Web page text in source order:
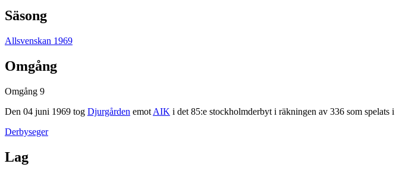
Säsong
Allsvenskan 1969
Omgång
Omgång 9
Den 04 juni 1969 tog Djurgården emot AIK i det 85:e stockholmderbyt i räkningen av 336 som spelats i
Derbyseger
Lag